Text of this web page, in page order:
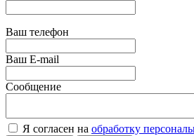
Ваш телефон
Ваш E-mail
Сообщение
Я согласен на обработку